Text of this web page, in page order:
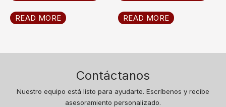
READ MORE READ MORE
Contáctanos
Nuestro equipo está listo para ayudarte. Escríbenos y recibe
asesoramiento personalizado.